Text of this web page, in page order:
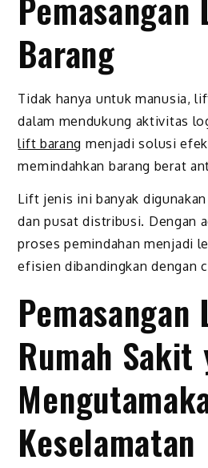
Barang
Tidak hanya untuk manusia,
dalam mendukung aktivitas
lift barang menjadi solusi
memindahkan barang berat
Lift jenis ini banyak
dan pusat distribusi. Dengan
proses pemindahan menjadi
efisien dibandingkan dengan
Rumah Sakit
Keselamatan